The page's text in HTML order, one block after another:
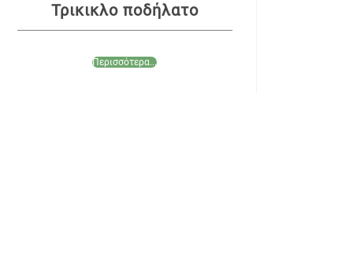
Τρικικλο ποδήλατο
Περισσότερα...